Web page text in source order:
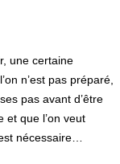
une certaine
n’est pas préparé,
pas avant d’être
et que l’on veut
nécessaire…